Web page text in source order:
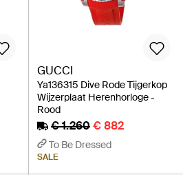
GUCCI
Ya136315 Dive Rode Tijgerkop
Wijzerplaat Herenhorloge -
Rood
€ 1.260€ 882
To Be Dressed
SALE